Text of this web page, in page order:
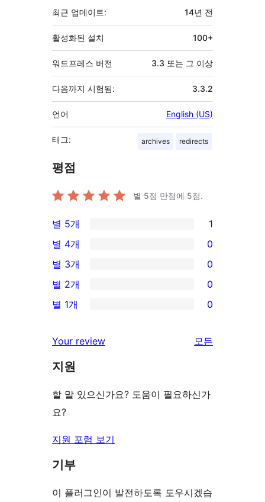
최근 업데이트: 14년 전
활성화된 설치 100+
워드프레스 버전 3.3 또는 그 이상
다음까지 시험됨: 3.3.2
언어 English (US)
태그: archives redirects
평점
별 5점 만점에 5점.
1/5-
별
점
후
기
별 5개 1
0/4-
별
점
후
별 4개 0
0/3-
별
점
기
별 3개 0
0/2-
별
후
기
별 2개 0
0/1-
점
후
별 1개 0
Your review 모든
지원
할 말 있으신가요? 도움이 필요하신가
요?
지원 포럼 보기
기부
이 플러그인이 발전하도록 도우시겠습